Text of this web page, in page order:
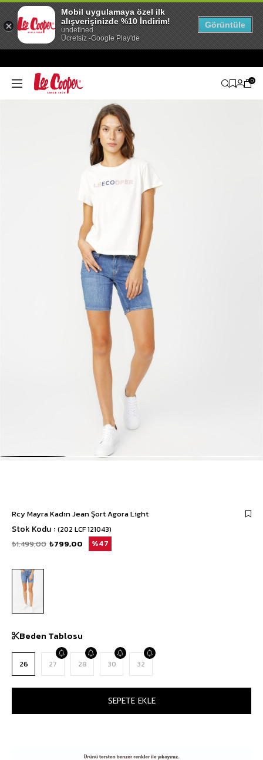
0
Rcy Mayra Kadın Jean Şort Agora Light
Stok Kodu (202 LCF 121043)
₺1.499,00 ₺799,00 47
Beden Tablosu
26 27 28 30 32
Mobil uygulamaya özel ilk
alışverişinizde %10 İndirim!
undefined
Ücretsiz -Google Play'de
Görüntüle